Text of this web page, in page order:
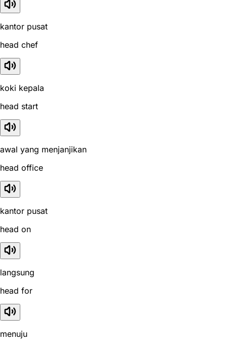
kantor pusat
head chef
koki kepala
head start
awal yang menjanjikan
head office
kantor pusat
head on
langsung
head for
menuju